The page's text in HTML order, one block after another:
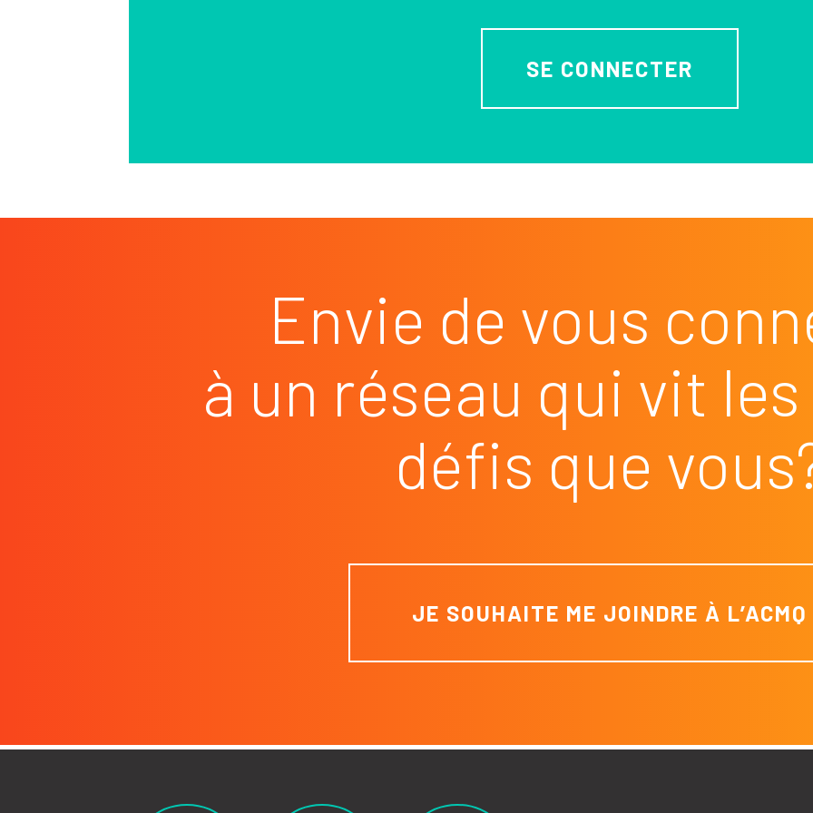
SE CONNECTER
Envie de vous
à un réseau qui vit
défis que
JE SOUHAITE ME JOINDRE À L’ACMQ